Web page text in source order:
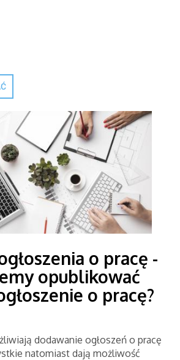
o pracę -
opublikować
o pracę?
dodawanie ogłoszeń o pracę
natomiast dają możliwość